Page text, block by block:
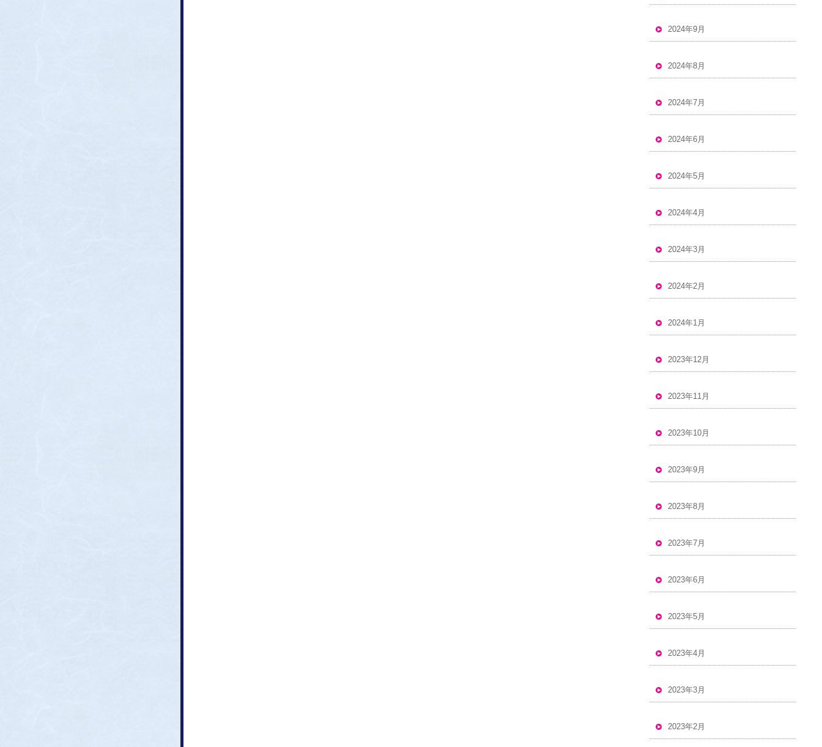
2024年9月
2024年8月
2024年7月
2024年6月
2024年5月
2024年4月
2024年3月
2024年2月
2024年1月
2023年12月
2023年11月
2023年10月
2023年9月
2023年8月
2023年7月
2023年6月
2023年5月
2023年4月
2023年3月
2023年2月